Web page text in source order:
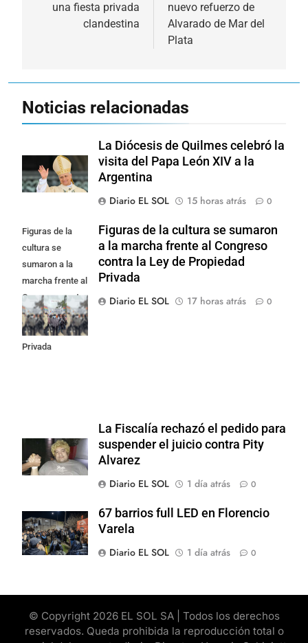
entradas
una fiesta privada
clandestina
nuevo refuerzo de
Alvarado de Mar del
Plata
Noticias relacionadas
La Diócesis de Quilmes celebró la
visita del Papa León XIV a la
Argentina
Diario EL SOL
15 horas atrás 0
Figuras de la
cultura se
sumaron a la
marcha frente al
Congreso contra
la Ley de
Propiedad
Privada
Figuras de la cultura se sumaron
a la marcha frente al Congreso
contra la Ley de Propiedad
Privada
Diario EL SOL
17 horas atrás 0
La Fiscalía rechazó el pedido para
suspender el juicio contra Pity
Alvarez
Diario EL SOL
1 día atrás 0
67 barrios full LED en Florencio
Varela
Diario EL SOL
1 día atrás 0
© Copyright 2026 EL SOL SA | Todos los derechos
reservados. Queda prohibida la reproducción total o